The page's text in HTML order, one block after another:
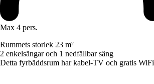
Max 4 pers.
Rummets storlek 23 m²
2 enkelsängar och 1 nedfällbar säng
Detta fyrbäddsrum har kabel-TV och gratis WiFi